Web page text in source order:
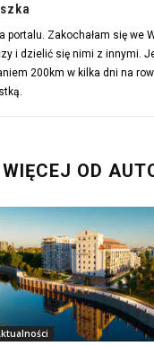
portalu. Zakochałam się we
i dzielić się nimi z innymi.
200km w kilka dni na
WIĘCEJ OD